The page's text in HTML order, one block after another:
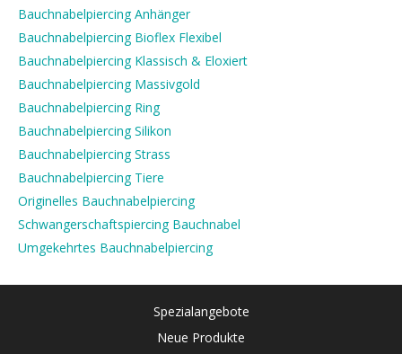
Bauchnabelpiercing Anhänger
Bauchnabelpiercing Bioflex Flexibel
Bauchnabelpiercing Klassisch & Eloxiert
Bauchnabelpiercing Massivgold
Bauchnabelpiercing Ring
Bauchnabelpiercing Silikon
Bauchnabelpiercing Strass
Bauchnabelpiercing Tiere
Originelles Bauchnabelpiercing
Schwangerschaftspiercing Bauchnabel
Umgekehrtes Bauchnabelpiercing
Spezialangebote
Neue Produkte